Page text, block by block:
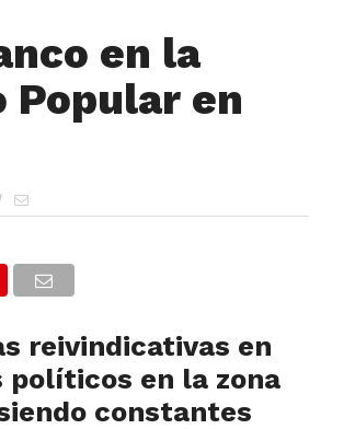
en la
Popular en
reivindicativas en
políticos en la zona
constantes